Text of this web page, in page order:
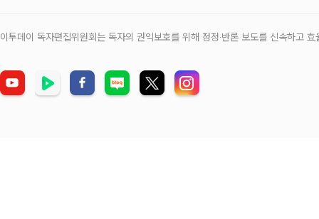
이투데이 독자편집위원회는 독자의 권익보호를 위해 정정‧반론 보도를 신속하고